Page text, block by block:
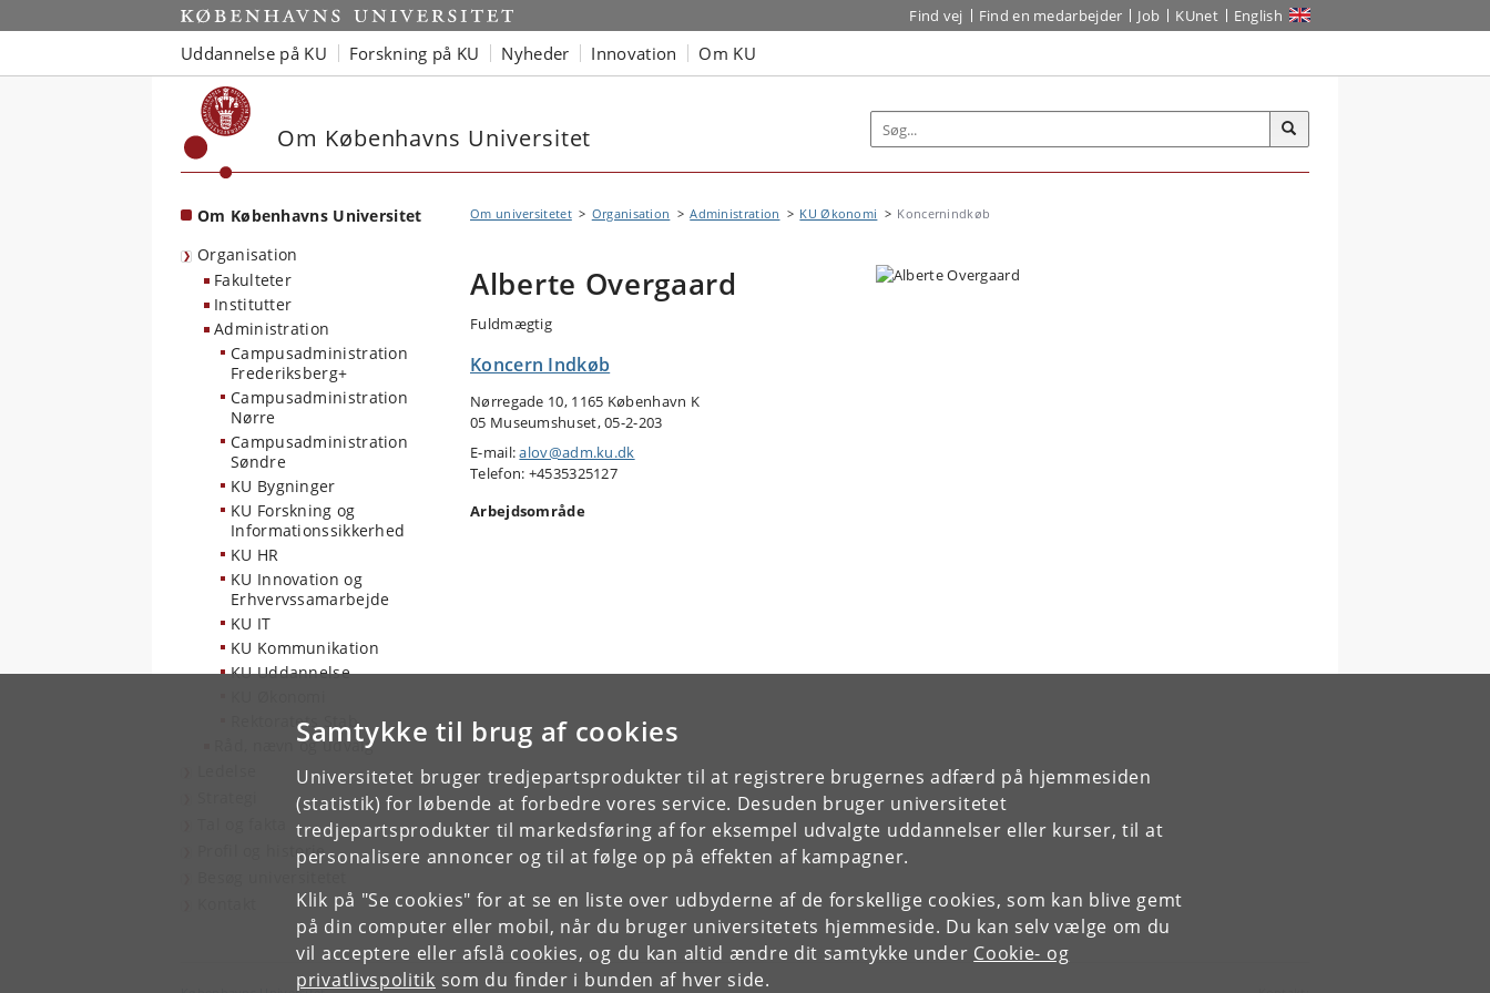
Samtykke til brug af cookies
Universitetet bruger tredjepartsprodukter til at registrere brugernes adfærd på hjemmesiden
(statistik) for løbende at forbedre vores service. Desuden bruger universitetet
tredjepartsprodukter til markedsføring af for eksempel udvalgte uddannelser eller kurser, til at
personalisere annoncer og til at følge op på effekten af kampagner.
Klik på "Se cookies" for at se en liste over udbyderne af de forskellige cookies, som kan blive gemt
på din computer eller mobil, når du bruger universitetets hjemmeside. Du kan selv vælge om du
vil acceptere eller afslå cookies, og du kan altid ændre dit samtykke under Cookie- og
privatlivspolitik som du finder i bunden af hver side.
Start Find vej Find en medarbejder Job KUnet English
Uddannelse på KU Forskning på KU Nyheder Innovation Om KU
Om Københavns Universitet
Om Københavns Universitet
Organisation
Fakulteter
Institutter
Administration
Campusadministration
Frederiksberg+
Campusadministration
Nørre
Campusadministration
Søndre
KU Bygninger
KU Forskning og
Informationssikkerhed
KU HR
KU Innovation og
Erhvervssamarbejde
KU IT
KU Kommunikation
KU Uddannelse
Rektoratets Stab
Råd, nævn og udvalg
Profil og historie
Om universitetet Organisation Administration KU Økonomi Koncernindkøb
Alberte Overgaard
Fuldmægtig
Koncern Indkøb
Nørregade 10, 1165 København K
05 Museumshuset, 05-2-203
E-mail:alov@adm.ku.dk
Telefon: +4535325127
Arbejdsområde